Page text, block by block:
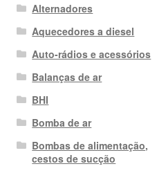
Alternadores
Aquecedores a diesel
Auto-rádios e acessórios
Balanças de ar
BHI
Bomba de ar
Bombas de alimentação,
cestos de sucção